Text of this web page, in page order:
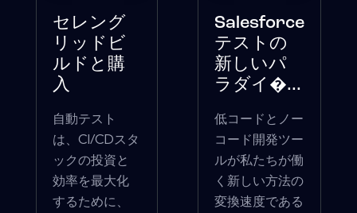
セレング
リッドビ
ルドと購
入
自動テスト
は、CI/CDスタ
ックの投資と
効率を最大化
するために、
Salesforce
テストの
新しいパ
ラダイ�...
低コードとノー
コード開発ツー
ルが私たちが働
く新しい方法の
変換速度である